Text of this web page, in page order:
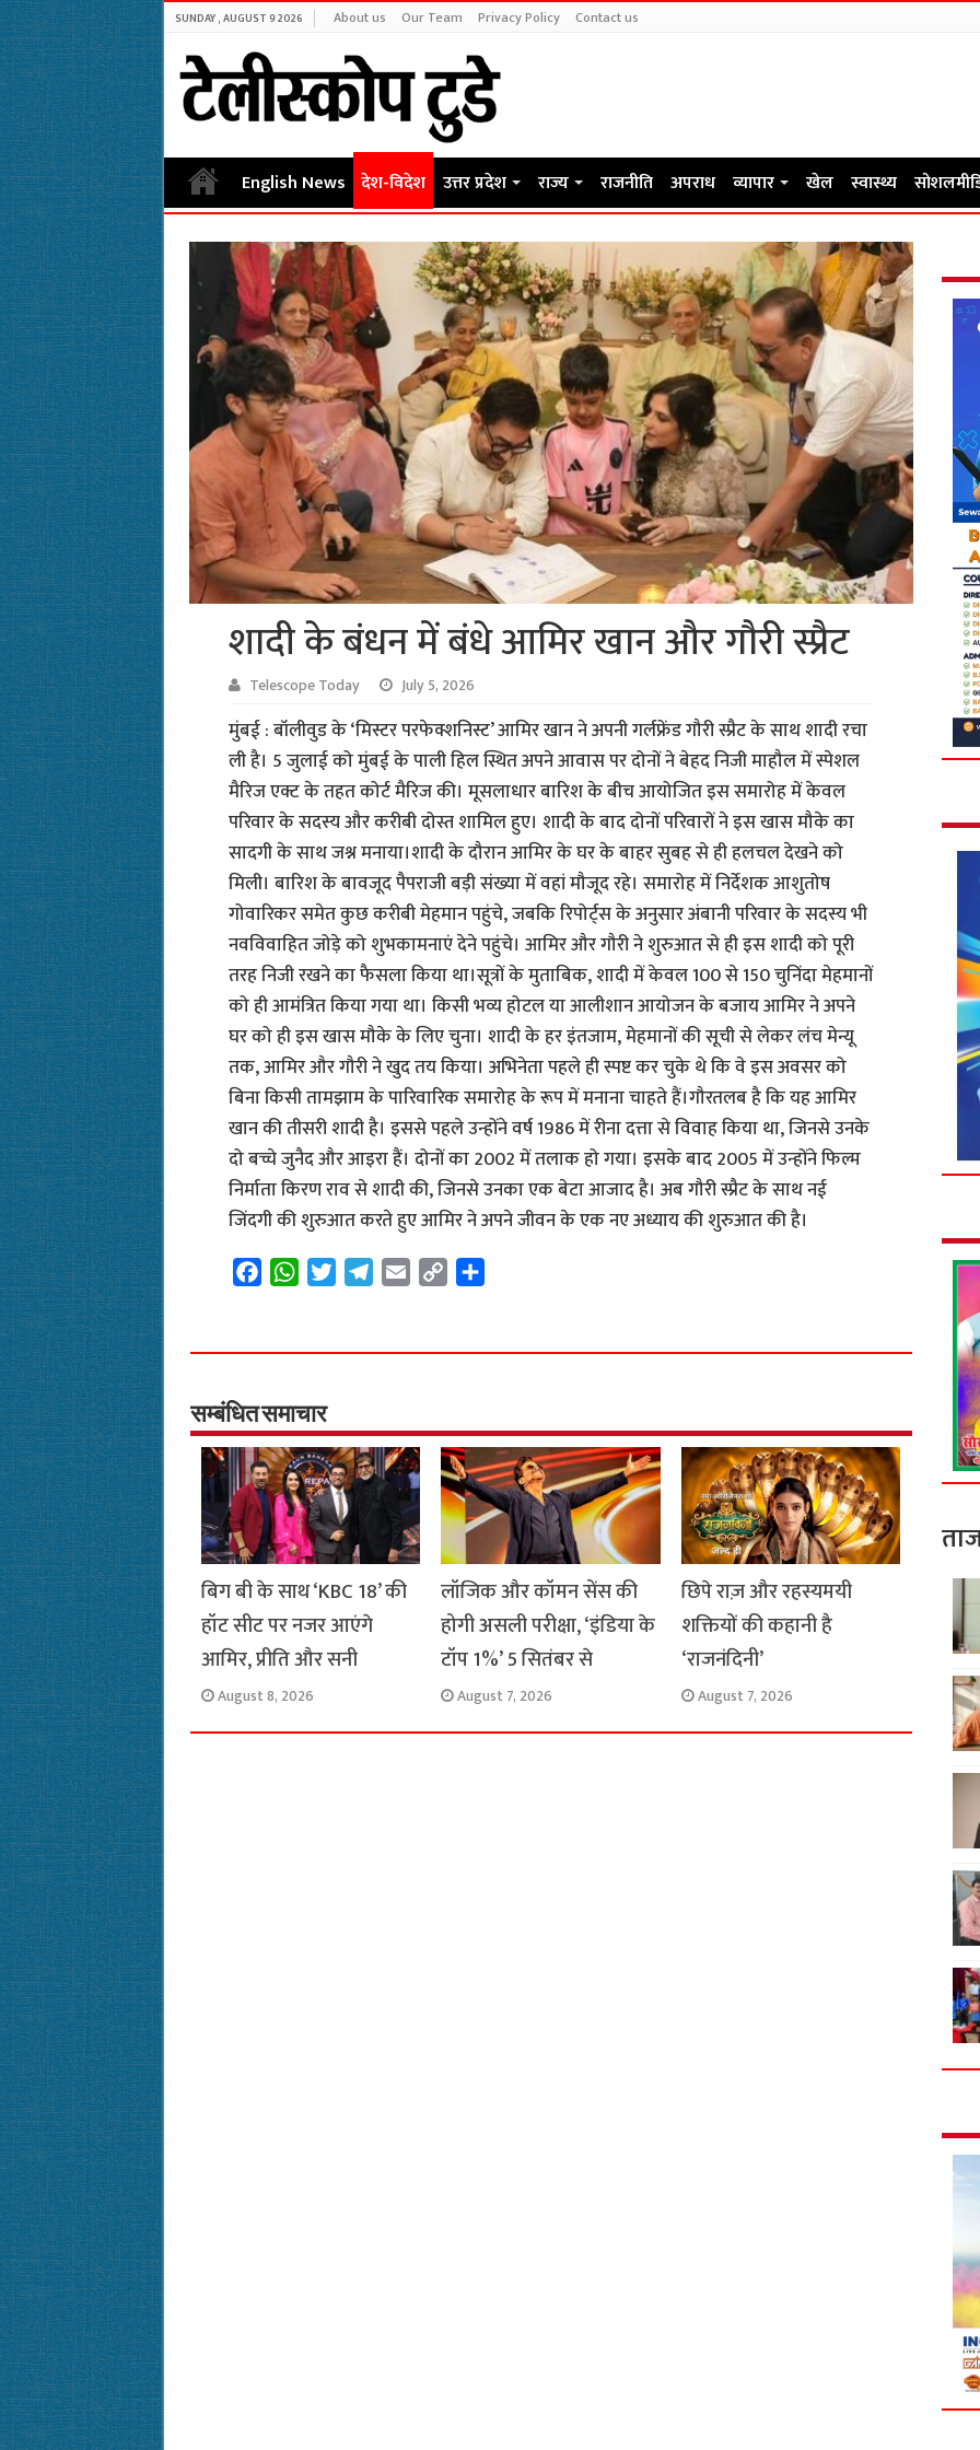
SUNDAY , AUGUST 9 2026 About us Our Team Privacy Policy Contact us
English News देश-विदेश उत्तर प्रदेश राज्य राजनीति अपराध व्यापार खेल स्वास्थ्य
शादी के बंधन में बंधे आमिर खान और गौरी स्प्रैट
Telescope Today July 5, 2026
मुंबई : बॉलीवुड के ‘मिस्टर परफेक्शनिस्ट’ आमिर खान ने अपनी गर्लफ्रेंड गौरी स्प्रैट के साथ शादी रचा
ली है। 5 जुलाई को मुंबई के पाली हिल स्थित अपने आवास पर दोनों ने बेहद निजी माहौल में स्पेशल
मैरिज एक्ट के तहत कोर्ट मैरिज की। मूसलाधार बारिश के बीच आयोजित इस समारोह में केवल
परिवार के सदस्य और करीबी दोस्त शामिल हुए। शादी के बाद दोनों परिवारों ने इस खास मौके का
सादगी के साथ जश्न मनाया।शादी के दौरान आमिर के घर के बाहर सुबह से ही हलचल देखने को
मिली। बारिश के बावजूद पैपराजी बड़ी संख्या में वहां मौजूद रहे। समारोह में निर्देशक आशुतोष
गोवारिकर समेत कुछ करीबी मेहमान पहुंचे, जबकि रिपोर्ट्स के अनुसार अंबानी परिवार के सदस्य भी
नवविवाहित जोड़े को शुभकामनाएं देने पहुंचे। आमिर और गौरी ने शुरुआत से ही इस शादी को पूरी
तरह निजी रखने का फैसला किया था।सूत्रों के मुताबिक, शादी में केवल 100 से 150 चुनिंदा मेहमानों
को ही आमंत्रित किया गया था। किसी भव्य होटल या आलीशान आयोजन के बजाय आमिर ने अपने
घर को ही इस खास मौके के लिए चुना। शादी के हर इंतजाम, मेहमानों की सूची से लेकर लंच मेन्यू
तक, आमिर और गौरी ने खुद तय किया। अभिनेता पहले ही स्पष्ट कर चुके थे कि वे इस अवसर को
बिना किसी तामझाम के पारिवारिक समारोह के रूप में मनाना चाहते हैं।गौरतलब है कि यह आमिर
खान की तीसरी शादी है। इससे पहले उन्होंने वर्ष 1986 में रीना दत्ता से विवाह किया था, जिनसे उनके
दो बच्चे जुनैद और आइरा हैं। दोनों का 2002 में तलाक हो गया। इसके बाद 2005 में उन्होंने फिल्म
निर्माता किरण राव से शादी की, जिनसे उनका एक बेटा आजाद है। अब गौरी स्प्रैट के साथ नई
जिंदगी की शुरुआत करते हुए आमिर ने अपने जीवन के एक नए अध्याय की शुरुआत की है।
e
o
o
k
W
t
A
p
p
t
r
e
a
m
i
y
n
k
r
सम्बंधित समाचार
बिग बी के साथ ‘KBC 18’ की
हॉट सीट पर नजर आएंगे
आमिर, प्रीति और सनी
August 8, 2026
लॉजिक और कॉमन सेंस की
होगी असली परीक्षा, ‘इंडिया के
टॉप 1%’ 5 सितंबर से
August 7, 2026
छिपे राज़ और रहस्यमयी
शक्तियों की कहानी है
‘राजनंदिनी’
August 7, 2026